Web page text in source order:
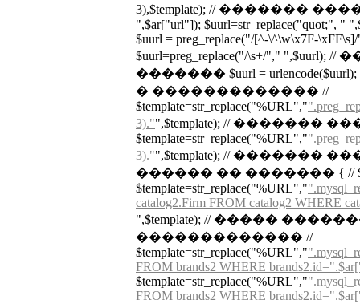
3),$template); // �������
",$ar["url"]); $uurl=str_replace("quot;", "
$uurl = preg_replace("/[^-\^\w\x7F-
$uurl=preg_replace("/\s+/","
������� $uurl =
� ������������� //
$template=str_replace("%URL","
3)."",$template); // �������
$template=str_replace("%URL","
3)."",$template); // �������
������ �� ������� { //
$template=str_replace("%URL","
catalog2.Firm FROM catalog2 WHERE
",$template); // �����
������������� //
$template=str_replace("%URL","
FROM brands2 WHERE
$template=str_replace("%URL","
FROM brands2 WHERE